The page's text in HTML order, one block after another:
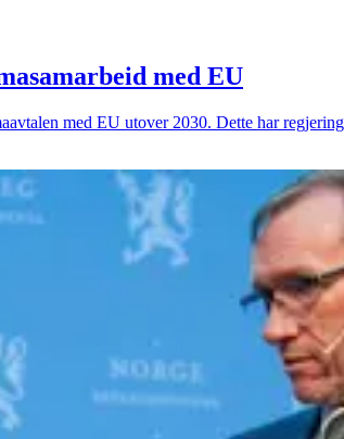
med EU
med EU utover 2030. Dette har